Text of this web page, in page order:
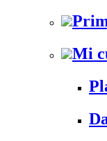
Mi